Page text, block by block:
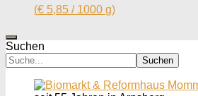
(€ 5,85 / 1000 g)
Suchen
Suchen